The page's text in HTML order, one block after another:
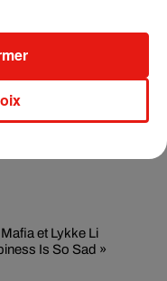
et Lykke Li
Is So Sad »